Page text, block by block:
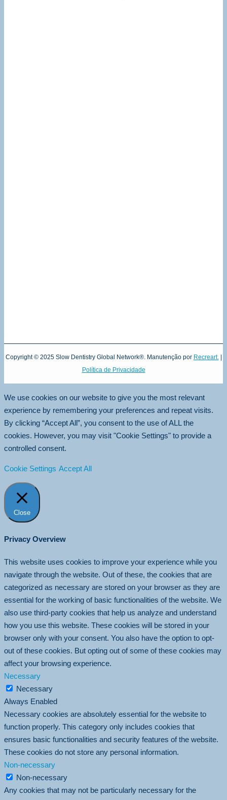
Copyright © 2025 Slow Dentistry Global Network®. Manutenção por Recreart.|
Política de Privacidade
We use cookies on our website to give you the most relevant
experience by remembering your preferences and repeat visits.
By clicking “Accept All”, you consent to the use of ALL the
cookies. However, you may visit "Cookie Settings" to provide a
controlled consent.
Cookie Settings Accept All
Close
Privacy Overview
This website uses cookies to improve your experience while you
navigate through the website. Out of these, the cookies that are
categorized as necessary are stored on your browser as they are
essential for the working of basic functionalities of the website. We
also use third-party cookies that help us analyze and understand
how you use this website. These cookies will be stored in your
browser only with your consent. You also have the option to opt-
out of these cookies. But opting out of some of these cookies may
affect your browsing experience.
Necessary
Necessary
Always Enabled
Necessary cookies are absolutely essential for the website to
function properly. This category only includes cookies that
ensures basic functionalities and security features of the website.
These cookies do not store any personal information.
Non-necessary
Non-necessary
Any cookies that may not be particularly necessary for the